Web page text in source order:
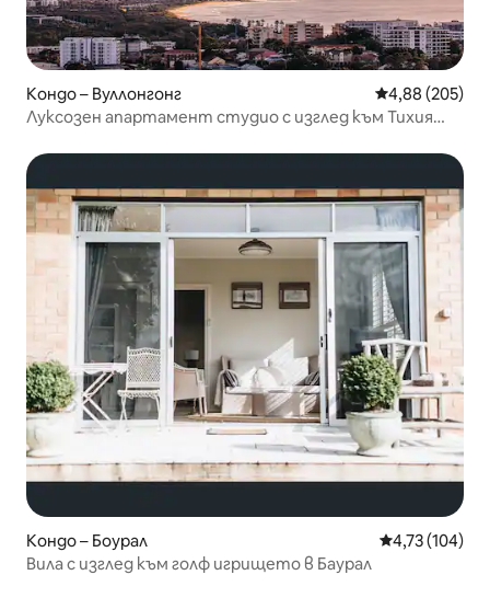
Кондо – Вуллонгонг Средна
4,88 (205)
Луксозен апартамент студио с изглед към Тихия
Кондо – Боурал Средна
4,73 (104)
Вила с изглед към голф игрището в Баурал